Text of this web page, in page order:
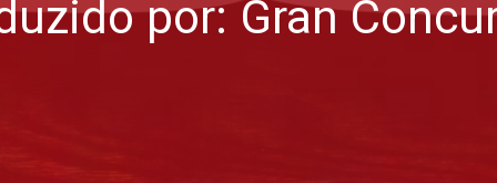
por: Gran